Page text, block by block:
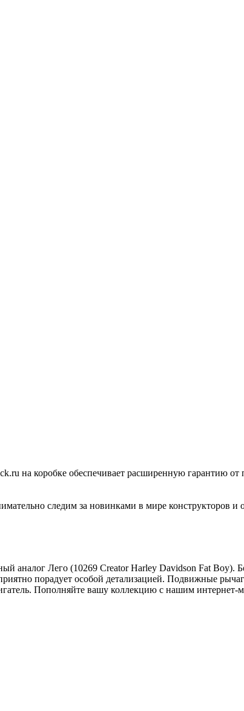
на коробке обеспечивает расширенную гарантию от
следим за новинками в мире конструкторов и
аналог Лего (10269 Creator Harley Davidson Fat
порадует особой детализацией. Подвижные
Пополняйте вашу коллекцию с нашим интернет-